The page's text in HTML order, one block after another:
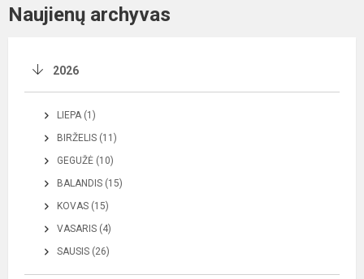
Naujienų archyvas
2026
LIEPA (1)
BIRŽELIS (11)
GEGUŽĖ (10)
BALANDIS (15)
KOVAS (15)
VASARIS (4)
SAUSIS (26)